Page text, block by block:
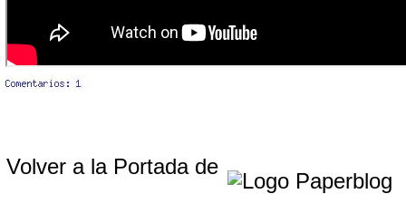
Volver a la Portada de